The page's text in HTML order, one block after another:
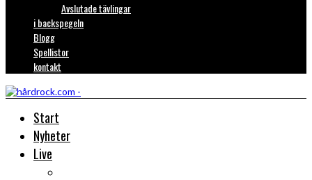
Avslutade tävlingar
i backspegeln
Blogg
Spellistor
kontakt
Start
Nyheter
Live